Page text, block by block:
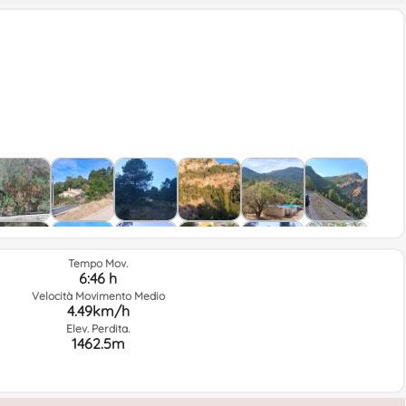
Tempo Mov.
6:46 h
Velocità Movimento Medio
4.49km/h
Elev. Perdita.
1462.5m